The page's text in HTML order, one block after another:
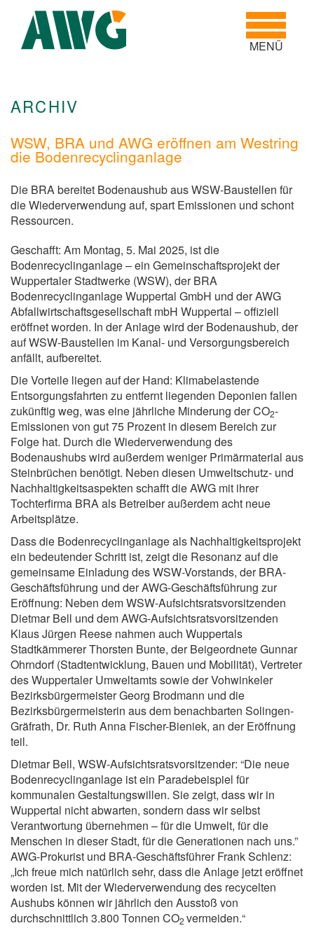
Toggle
MENÜ
ARCHIV
WSW, BRA und AWG eröffnen am Westring
die Bodenrecyclinganlage
Die BRA bereitet Bodenaushub aus WSW-Baustellen für
die Wiederverwendung auf, spart Emissionen und schont
Ressourcen.
Geschafft: Am Montag, 5. Mai 2025, ist die
Bodenrecyclinganlage – ein Gemeinschaftsprojekt der
Wuppertaler Stadtwerke (WSW), der BRA
Bodenrecyclinganlage Wuppertal GmbH und der AWG
Abfallwirtschaftsgesellschaft mbH Wuppertal – offiziell
eröffnet worden. In der Anlage wird der Bodenaushub, der
auf WSW-Baustellen im Kanal- und Versorgungsbereich
anfällt, aufbereitet.
Die Vorteile liegen auf der Hand: Klimabelastende
Entsorgungsfahrten zu entfernt liegenden Deponien fallen
zukünftig weg, was eine jährliche Minderung der CO2-
Emissionen von gut 75 Prozent in diesem Bereich zur
Folge hat. Durch die Wiederverwendung des
Bodenaushubs wird außerdem weniger Primärmaterial aus
Steinbrüchen benötigt. Neben diesen Umweltschutz- und
Nachhaltigkeitsaspekten schafft die AWG mit ihrer
Tochterfirma BRA als Betreiber außerdem acht neue
Arbeitsplätze.
Dass die Bodenrecyclinganlage als Nachhaltigkeitsprojekt
ein bedeutender Schritt ist, zeigt die Resonanz auf die
gemeinsame Einladung des WSW-Vorstands, der BRA-
Geschäftsführung und der AWG-Geschäftsführung zur
Eröffnung: Neben dem WSW-Aufsichtsratsvorsitzenden
Dietmar Bell und dem AWG-Aufsichtsratsvorsitzenden
Klaus Jürgen Reese nahmen auch Wuppertals
Stadtkämmerer Thorsten Bunte, der Beigeordnete Gunnar
Ohrndorf (Stadtentwicklung, Bauen und Mobilität), Vertreter
des Wuppertaler Umweltamts sowie der Vohwinkeler
Bezirksbürgermeister Georg Brodmann und die
Bezirksbürgermeisterin aus dem benachbarten Solingen-
Gräfrath, Dr. Ruth Anna Fischer-Bieniek, an der Eröffnung
teil.
Dietmar Bell, WSW-Aufsichtsratsvorsitzender: “Die neue
Bodenrecyclinganlage ist ein Paradebeispiel für
kommunalen Gestaltungswillen. Sie zeigt, dass wir in
Wuppertal nicht abwarten, sondern dass wir selbst
Verantwortung übernehmen – für die Umwelt, für die
Menschen in dieser Stadt, für die Generationen nach uns.”
AWG-Prokurist und BRA-Geschäftsführer Frank Schlenz:
„Ich freue mich natürlich sehr, dass die Anlage jetzt eröffnet
worden ist. Mit der Wiederverwendung des recycelten
Aushubs können wir jährlich den Ausstoß von
durchschnittlich 3.800 Tonnen CO2 vermeiden.“